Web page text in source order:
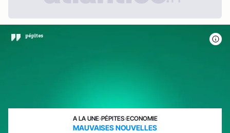
A LA UNE›PÉPITES›ECONOMIE
MAUVAISES NOUVELLES